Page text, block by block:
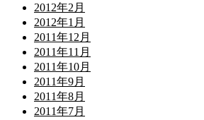
2012年2月
2012年1月
2011年12月
2011年11月
2011年10月
2011年9月
2011年8月
2011年7月